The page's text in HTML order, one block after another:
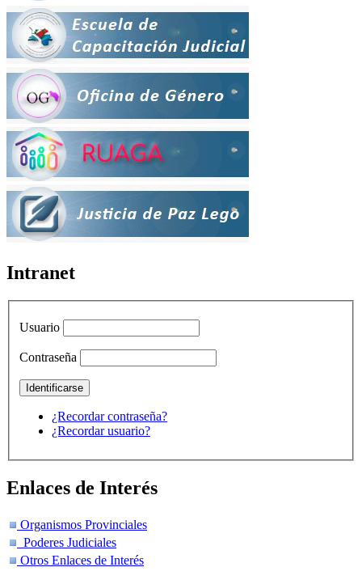
Intranet
Usuario
Contraseña
¿Recordar contraseña?
¿Recordar usuario?
Enlaces de Interés
Organismos Provinciales
Poderes Judiciales
Otros Enlaces de Interés